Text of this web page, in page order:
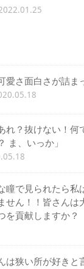
愛さ面白さが詰ま
れ？抜けない！何
ま、いっか」
瞳で見られたら私
せん！！皆さんは
を貢献しますか？
は狭い所が好きと